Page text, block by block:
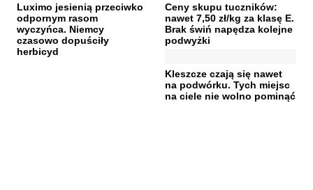
Luximo jesienią przeciwko
odpornym rasom
wyczyńca. Niemcy
czasowo dopuściły
herbicyd
Ceny skupu tuczników:
nawet 7,50 zł/kg za klasę E.
Brak świń napędza kolejne
podwyżki
Kleszcze czają się nawet
na podwórku. Tych miejsc
na ciele nie wolno pominąć